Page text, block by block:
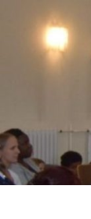
content